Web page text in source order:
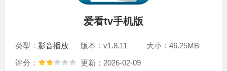
爱看tv手机版
类型： 影音播放 版本：v1.8.11
大小：46.25MB
评分：
更新：2026-02-09